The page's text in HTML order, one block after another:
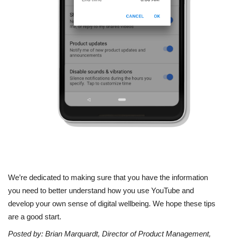
We’re dedicated to making sure that you have the information
develop your own sense of digital wellbeing. We hope these tips
are a good start.
Posted by: Brian Marquardt, Director of Product Management,